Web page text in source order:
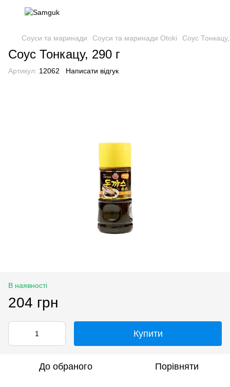
Соуси та маринади Соуси та маринади Otoki Соус
Соус Тонкацу, 290 г
Артикул: 12062 Написати відгук
В наявності
204 грн
Купити
До обраного Порівняти